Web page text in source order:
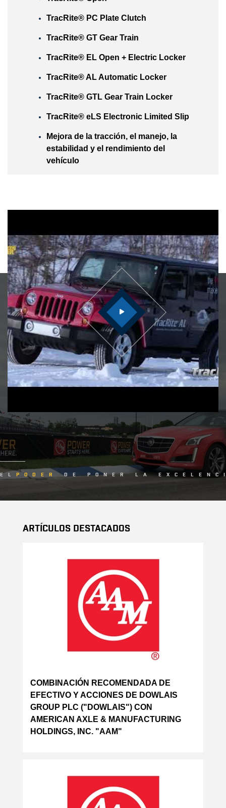
TracRite® PC Plate Clutch
TracRite® GT Gear Train
TracRite® EL Open + Electric Locker
TracRite® AL Automatic Locker
TracRite® GTL Gear Train Locker
TracRite® eLS Electronic Limited Slip
Mejora de la tracción, el manejo, la
estabilidad y el rendimiento del
vehículo
EL PODER DE PONER LA
Artículos Destacados
COMBINACIÓN RECOMENDADA DE
EFECTIVO Y ACCIONES DE DOWLAIS
GROUP PLC ("DOWLAIS") CON
AMERICAN AXLE & MANUFACTURING
HOLDINGS, INC. "AAM"